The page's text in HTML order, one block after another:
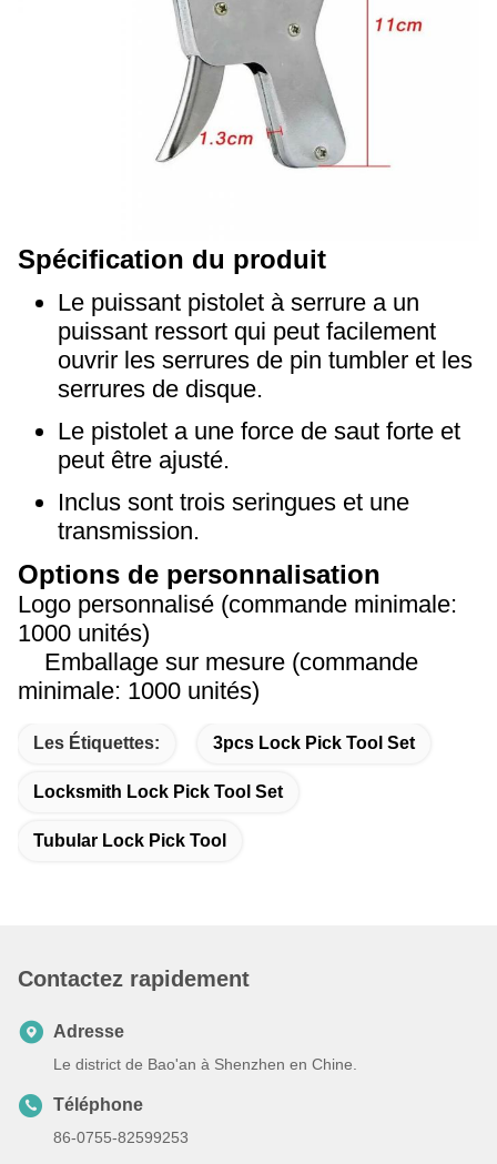
Spécification du produit
Le puissant pistolet à serrure a un
puissant ressort qui peut facilement
ouvrir les serrures de pin tumbler et les
serrures de disque.
Le pistolet a une force de saut forte et
peut être ajusté.
Inclus sont trois seringues et une
transmission.
Options de personnalisation
Logo personnalisé (commande minimale:
1000 unités)
Emballage sur mesure (commande
minimale: 1000 unités)
Les Étiquettes: 3pcs Lock Pick Tool Set
Locksmith Lock Pick Tool Set
Tubular Lock Pick Tool
Contactez rapidement
Adresse
Le district de Bao'an à Shenzhen en Chine.
Téléphone
86-0755-82599253